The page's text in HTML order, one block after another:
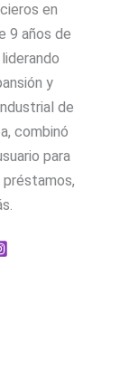
en
9 años de
y
de
combinó
para
préstamos,